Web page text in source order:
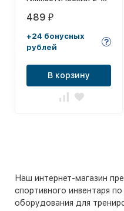
489 ₽
+24 бонусных
рублей
В корзину
Наш интернет-магазин
спортивного инвентаря
оборудования для